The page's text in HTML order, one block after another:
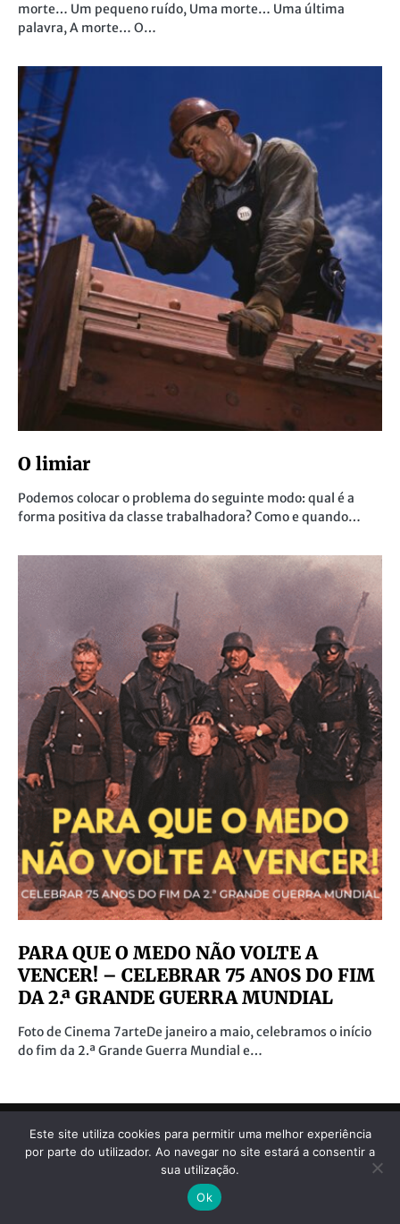
morte… Um pequeno ruído, Uma morte… Uma última
palavra, A morte… O…
O limiar
Podemos colocar o problema do seguinte modo: qual é a
forma positiva da classe trabalhadora? Como e quando…
PARA QUE O MEDO NÃO VOLTE A
VENCER! – CELEBRAR 75 ANOS DO FIM
DA 2.ª GRANDE GUERRA MUNDIAL
Foto de Cinema 7arteDe janeiro a maio, celebramos o início
do fim da 2.ª Grande Guerra Mundial e…
Comunidade
Denúncias Ambientais
Este site utiliza cookies para permitir uma melhor experiência
por parte do utilizador. Ao navegar no site estará a consentir a
sua utilização.
Ok